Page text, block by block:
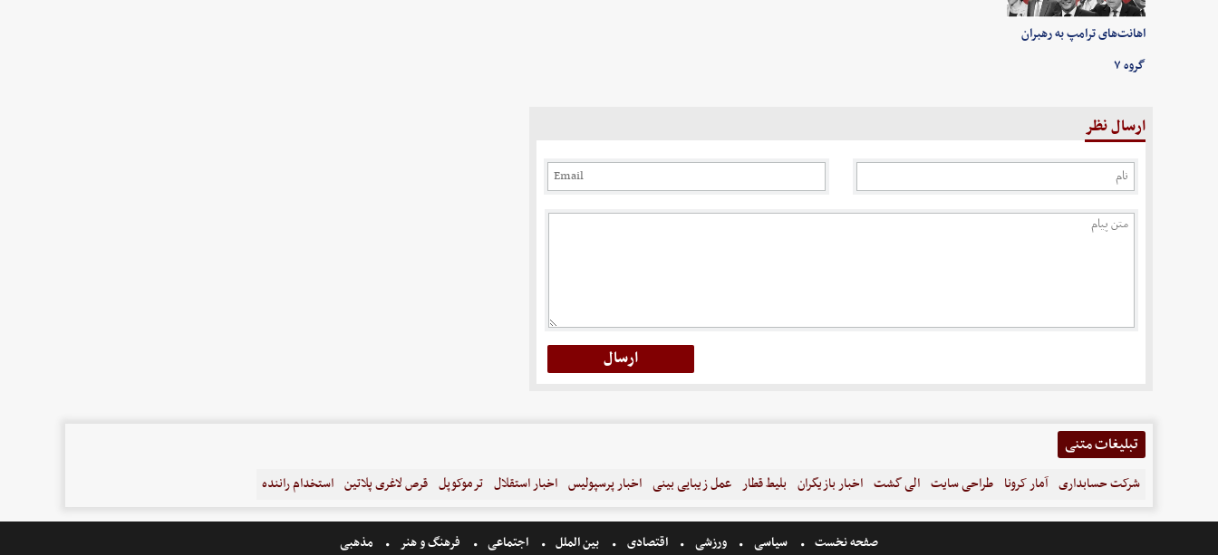
اهانت‌های ترامپ به رهبران
گروه ۷
ارسال نظر
تبلیغات متنی
شرکت حسابداری آمار کرونا طراحی سایت الی گشت اخبار بازیگران بلیط قطار عمل زیبایی بینی اخبار پرسپولیس اخبار استقلال ترموکوپل قرص لاغری پلاتین استخدام راننده
صفحه نخست سیاسی ورزشی اقتصادی بین الملل اجتماعی فرهنگ و هنر مذهبی